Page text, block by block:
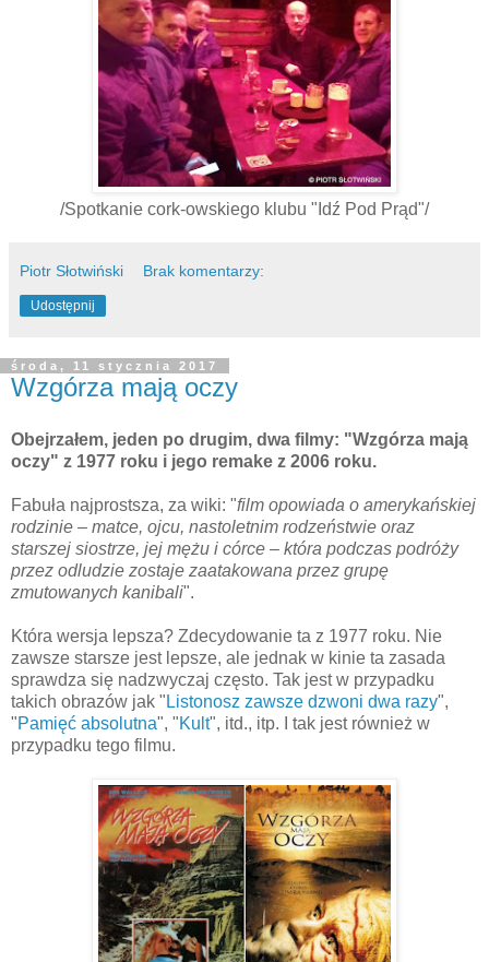
/Spotkanie cork-owskiego klubu "Idź Pod Prąd"/
Piotr Słotwiński Brak komentarzy:
Udostępnij
środa, 11 stycznia 2017
Wzgórza mają oczy
Obejrzałem, jeden po drugim, dwa filmy: "Wzgórza mają
oczy" z 1977 roku i jego remake z 2006 roku.
Fabuła najprostsza, za wiki: "film opowiada o amerykańskiej
rodzinie – matce, ojcu, nastoletnim rodzeństwie oraz
starszej siostrze, jej mężu i córce – która podczas podróży
przez odludzie zostaje zaatakowana przez grupę
zmutowanych kanibali".
Która wersja lepsza? Zdecydowanie ta z 1977 roku. Nie
zawsze starsze jest lepsze, ale jednak w kinie ta zasada
sprawdza się nadzwyczaj często. Tak jest w przypadku
takich obrazów jak " Listonosz zawsze dzwoni dwa razy",
"Pamięć absolutna", "Kult", itd., itp. I tak jest również w
przypadku tego filmu.